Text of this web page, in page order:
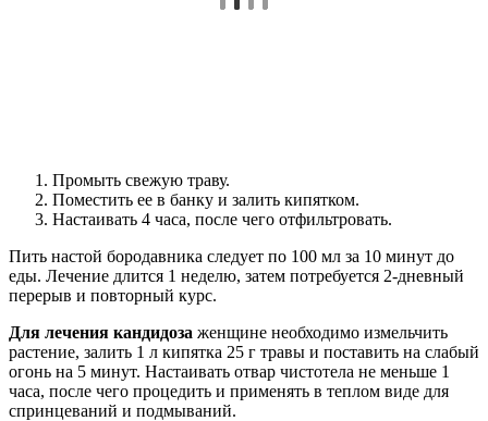
Промыть свежую траву.
Поместить ее в банку и залить кипятком.
Настаивать 4 часа, после чего отфильтровать.
Пить настой бородавника следует по 100 мл за 10 минут до
еды. Лечение длится 1 неделю, затем потребуется 2-дневный
перерыв и повторный курс.
Для лечения кандидоза женщине необходимо измельчить
растение, залить 1 л кипятка 25 г травы и поставить на слабый
огонь на 5 минут. Настаивать отвар чистотела не меньше 1
часа, после чего процедить и применять в теплом виде для
спринцеваний и подмываний.